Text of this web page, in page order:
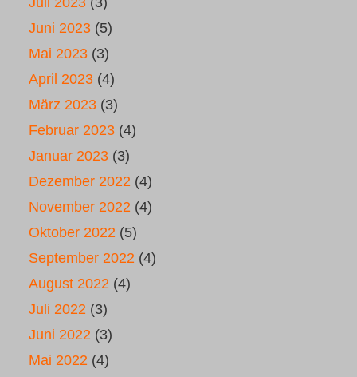
Juni 2023 (5)
Mai 2023 (3)
April 2023 (4)
März 2023 (3)
Februar 2023 (4)
Januar 2023 (3)
Dezember 2022 (4)
November 2022 (4)
Oktober 2022 (5)
September 2022 (4)
August 2022 (4)
Juli 2022 (3)
Juni 2022 (3)
Mai 2022 (4)